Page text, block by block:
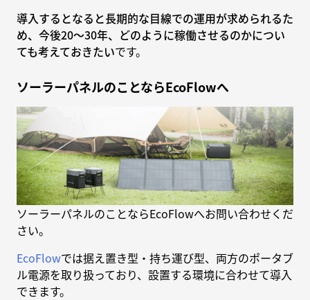
導入するとなると長期的な目線での運用が求められるた
め、今後20〜30年、どのように稼働させるのかについ
ても考えておきたいです。
ソーラーパネルのことならEcoFlowへ
ソーラーパネルのことならEcoFlowへお問い合わせくだ
さい。
EcoFlowでは据え置き型・持ち運び型、両方のポータブ
ル電源を取り扱っており、設置する環境に合わせて導入
できます。